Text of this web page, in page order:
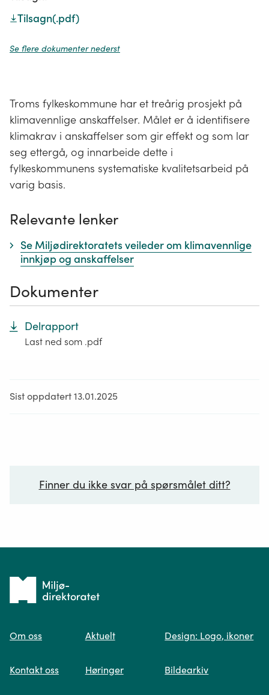
Tilsagn(.pdf)
Se flere dokumenter nederst
Troms fylkeskommune har et treårig prosjekt på
klimavennlige anskaffelser. Målet er å identifisere
klimakrav i anskaffelser som gir effekt og som lar
seg ettergå, og innarbeide dette i
fylkeskommunens systematiske kvalitetsarbeid på
varig basis.
Relevante lenker
Se Miljødirektoratets veileder om klimavennlige
innkjøp og anskaffelser
Dokumenter
Delrapport
Last ned som .pdf
Sist oppdatert 13.01.2025
Finner du ikke svar på spørsmålet ditt?
Spør oss
Tilbake
forsiden
Om oss
Kontakt oss
Aktuelt
Høringer
Design: Logo, ikoner
Bildearkiv